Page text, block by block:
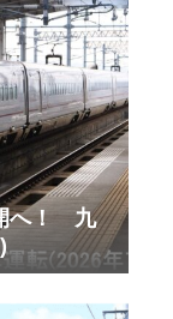
へ！ 九